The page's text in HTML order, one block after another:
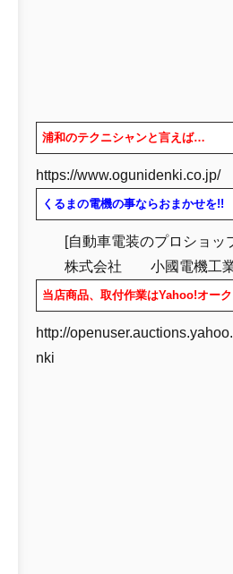
浦和のテクニシャンと言えば…
https://www.ogunidenki.co.jp/
くるまの電機の事ならおまかせを!!
[自動車電装のプロショッ
株式会社 小國電機工
当店商品、取付作業はYahoo!オー
http://
nki